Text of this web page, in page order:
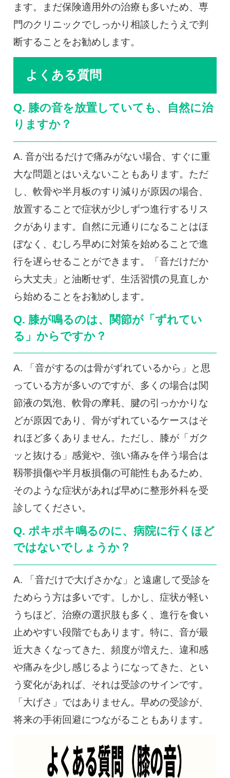
ます。まだ保険適用外の治療も多いため、専
門のクリニックでしっかり相談したうえで判
断することをお勧めします。
よくある質問
Q. 膝の音を放置していても、自然に治
りますか？
A. 音が出るだけで痛みがない場合、すぐに重
大な問題とはいえないこともあります。ただ
し、軟骨や半月板のすり減りが原因の場合、
放置することで症状が少しずつ進行するリス
クがあります。自然に元通りになることはほ
ぼなく、むしろ早めに対策を始めることで進
行を遅らせることができます。「音だけだか
ら大丈夫」と油断せず、生活習慣の見直しか
ら始めることをお勧めします。
Q. 膝が鳴るのは、関節が「ずれてい
る」からですか？
A. 「音がするのは骨がずれているから」と思
っている方が多いのですが、多くの場合は関
節液の気泡、軟骨の摩耗、腱の引っかかりな
どが原因であり、骨がずれているケースはそ
れほど多くありません。ただし、膝が「ガク
ッと抜ける」感覚や、強い痛みを伴う場合は
靱帯損傷や半月板損傷の可能性もあるため、
そのような症状があれば早めに整形外科を受
診してください。
Q. ポキポキ鳴るのに、病院に行くほど
ではないでしょうか？
A. 「音だけで大げさかな」と遠慮して受診を
ためらう方は多いです。しかし、症状が軽い
うちほど、治療の選択肢も多く、進行を食い
止めやすい段階でもあります。特に、音が最
近大きくなってきた、頻度が増えた、違和感
や痛みを少し感じるようになってきた、とい
う変化があれば、それは受診のサインです。
「大げさ」ではありません。早めの受診が、
将来の手術回避につながることもあります。